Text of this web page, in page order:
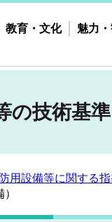
教育・文化 魅力
技術基準
用設備等に関する